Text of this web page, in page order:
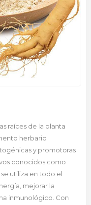
raíces de la planta
herbario
y promotoras
conocidos como
utiliza en todo el
mejorar la
inmunológico. Con